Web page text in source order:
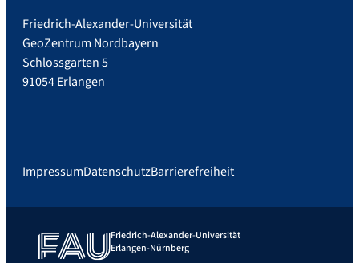
Friedrich-Alexander-Universität
GeoZentrum Nordbayern
Schlossgarten 5
91054 Erlangen
ImpressumDatenschutzBarrierefreiheit
Friedrich-Alexander-Universität
Erlangen-Nürnberg